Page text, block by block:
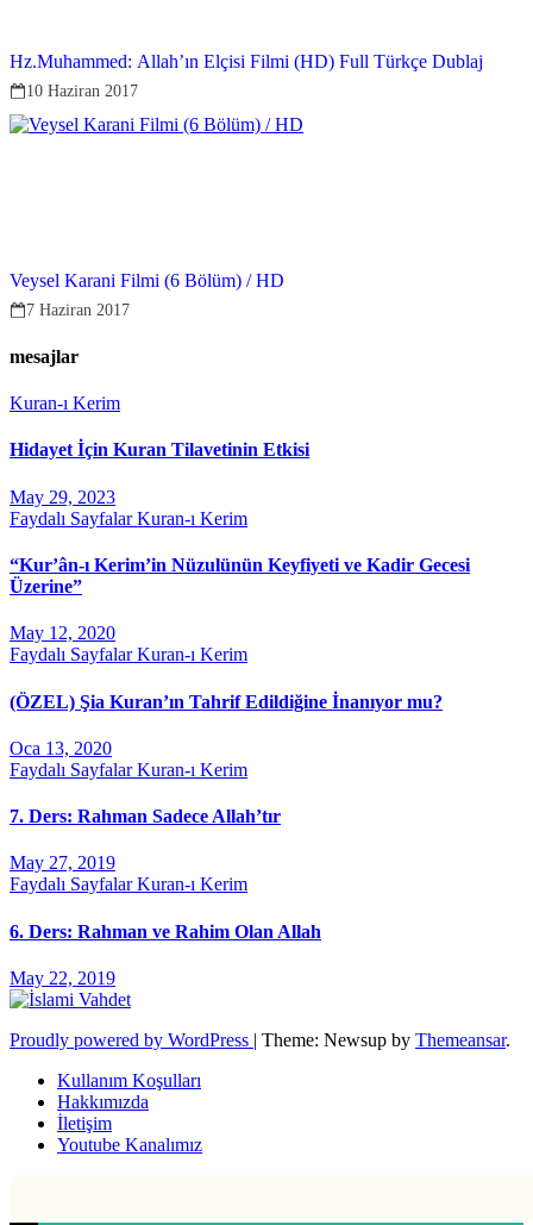
Hz.Muhammed: Allah’ın Elçisi Filmi (HD) Full Türkçe Dublaj
10 Haziran 2017
Veysel Karani Filmi (6 Bölüm) / HD
7 Haziran 2017
mesajlar
Kuran-ı Kerim
Hidayet İçin Kuran Tilavetinin Etkisi
May 29, 2023
Faydalı SayfalarKuran-ı Kerim
“Kur’ân-ı Kerim’in Nüzulünün Keyfiyeti ve Kadir Gecesi
Üzerine”
May 12, 2020
Faydalı SayfalarKuran-ı Kerim
(ÖZEL) Şia Kuran’ın Tahrif Edildiğine İnanıyor mu?
Oca 13, 2020
Faydalı SayfalarKuran-ı Kerim
7. Ders: Rahman Sadece Allah’tır
May 27, 2019
Faydalı SayfalarKuran-ı Kerim
6. Ders: Rahman ve Rahim Olan Allah
May 22, 2019
Proudly powered by WordPress | Theme: Newsup by Themeansar.
Kullanım Koşulları
Hakkımızda
İletişim
Youtube Kanalımız